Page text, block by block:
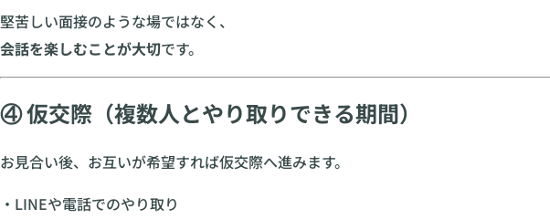
堅苦しい面接のような場ではなく、
会話を楽しむことが大切です。
④ 仮交際（複数人とやり取りできる期間）
お見合い後、お互いが希望すれば仮交際へ進みます。
・LINEや電話でのやり取り